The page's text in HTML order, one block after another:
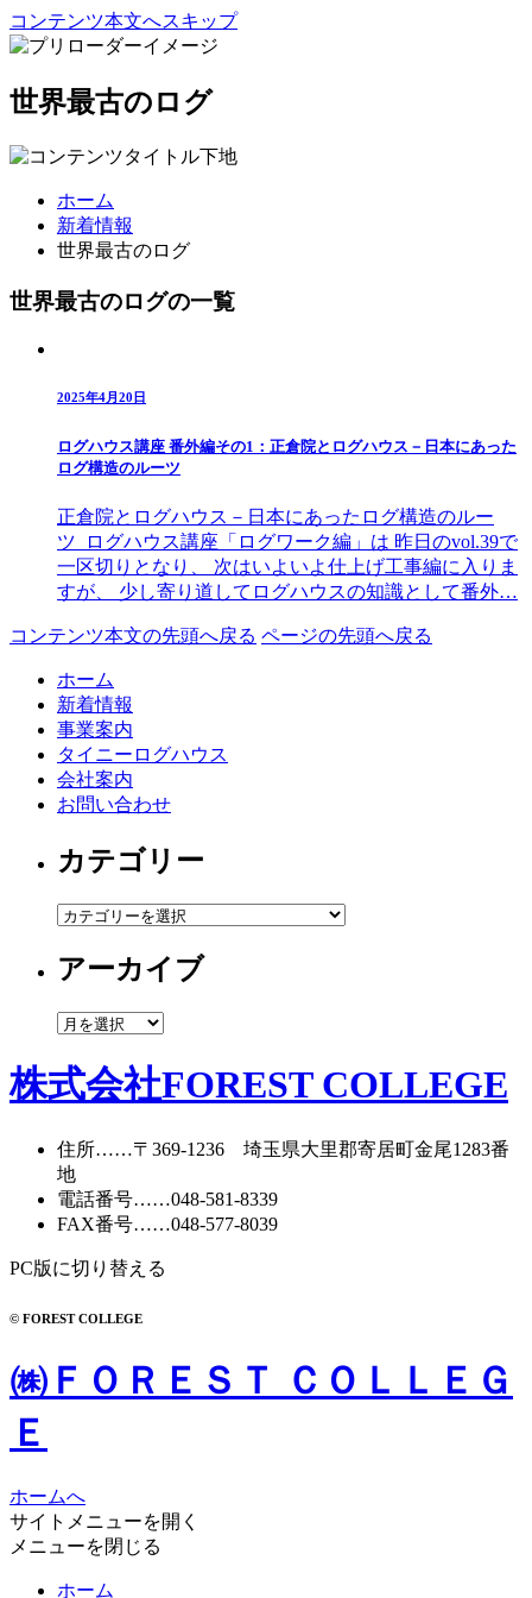
コンテンツ本文へスキップ
世界最古のログ
ホーム
新着情報
世界最古のログ
世界最古のログの一覧
2025年4月20日
ログハウス講座 番外編その1：正倉院とログハウス－日本にあった
ログ構造のルーツ
正倉院とログハウス－日本にあったログ構造のルー
ツ ログハウス講座「ログワーク編」は 昨日のvol.39で
一区切りとなり、 次はいよいよ仕上げ工事編に入りま
すが、 少し寄り道してログハウスの知識として番外…
コンテンツ本文の先頭へ戻る ページの先頭へ戻る
ホーム
新着情報
事業案内
タイニーログハウス
会社案内
お問い合わせ
カテゴリー
カ
ゴ
ー
アーカイブ
ア
カ
イ
株式会社FOREST COLLEGE
住所……〒369-1236 埼玉県大里郡寄居町金尾1283番
地
電話番号……048-581-8339
FAX番号……048-577-8039
PC版に切り替える
© FOREST COLLEGE
㈱ＦＯＲＥＳＴ ＣＯＬＬＥＧ
Ｅ
ホームへ
サイトメニューを開く
メニューを閉じる
ホーム